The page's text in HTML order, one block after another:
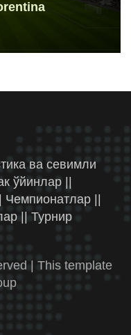
ва севимли
ўйинлар ||
||
|| Турнир
| This template